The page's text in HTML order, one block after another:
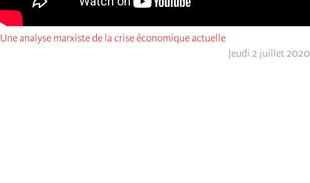
Une analyse marxiste de la crise économique actuelle
Jeudi 2 juillet 2020